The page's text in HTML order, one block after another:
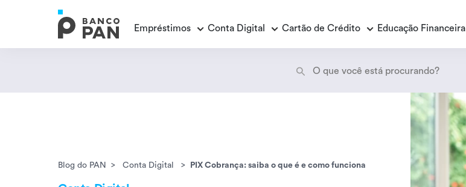
Empréstimos
Empréstimo Consignado
Empréstimo Consignado Loas
Conta Digital Cartão de Crédito Educação Financeira
Blog do PAN Conta Digital PIX Cobrança: saiba o que é e como funciona